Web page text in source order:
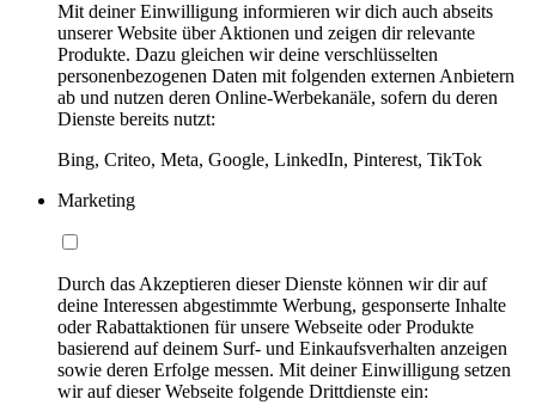
Mit deiner Einwilligung informieren wir dich auch abseits
unserer Website über Aktionen und zeigen dir relevante
Produkte. Dazu gleichen wir deine verschlüsselten
personenbezogenen Daten mit folgenden externen Anbietern
ab und nutzen deren Online-Werbekanäle, sofern du deren
Dienste bereits nutzt:
Bing, Criteo, Meta, Google, LinkedIn, Pinterest, TikTok
Marketing
Durch das Akzeptieren dieser Dienste können wir dir auf
deine Interessen abgestimmte Werbung, gesponserte Inhalte
oder Rabattaktionen für unsere Webseite oder Produkte
basierend auf deinem Surf- und Einkaufsverhalten anzeigen
sowie deren Erfolge messen. Mit deiner Einwilligung setzen
wir auf dieser Webseite folgende Drittdienste ein: